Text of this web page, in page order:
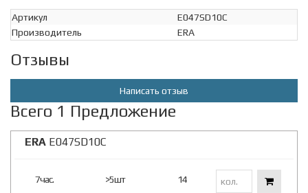
Артикул
E047SD10C
Производитель
ERA
Отзывы
Написать отзыв
Всего 1 Предложение
ERA E047SD10C
7час. >5шт 14